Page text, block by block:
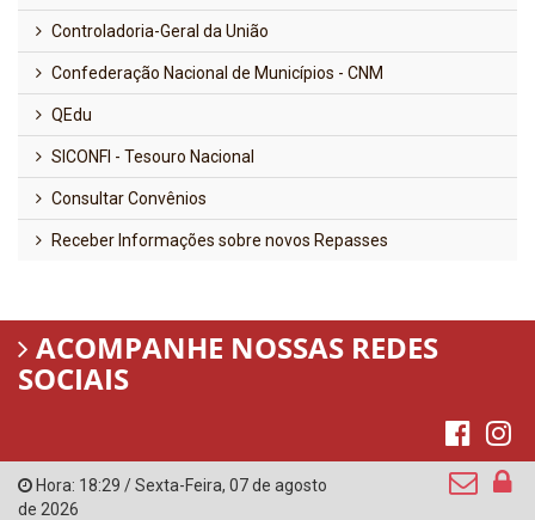
Controladoria-Geral da União
Confederação Nacional de Municípios - CNM
QEdu
SICONFI - Tesouro Nacional
Consultar Convênios
Receber Informações sobre novos Repasses
ACOMPANHE NOSSAS REDES
SOCIAIS
Hora: 18:29 /Sexta-Feira, 07 de agosto
de 2026